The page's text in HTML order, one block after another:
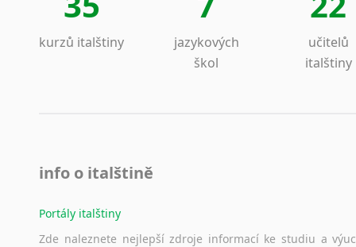
kurzů italštiny
jazykových
škol
učitelů
italštiny
info o italštině
Portály italštiny
Zde naleznete nejlepší zdroje informací ke studiu a